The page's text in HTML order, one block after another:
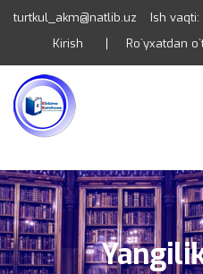
turtkul_akm@natlib.uz Ish vaqti:
Kirish Ro`yxatdan